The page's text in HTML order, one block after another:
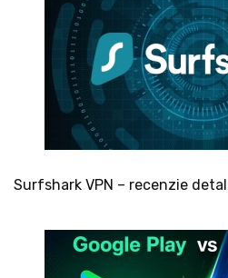
Surfshark VPN – recenzie